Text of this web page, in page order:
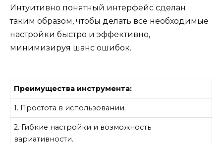
Интуитивно понятный интерфейс сделан
таким образом, чтобы делать все необходимые
настройки быстро и эффективно,
минимизируя шанс ошибок.
Преимущества инструмента:
1. Простота в использовании.
2. Гибкие настройки и возможность
вариативности.